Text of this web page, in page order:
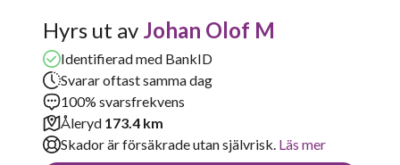
Hyrs ut av Johan Olof M
Identifierad med BankID
Svarar oftast samma dag
100% svarsfrekvens
Åleryd 173.4 km
Skador är försäkrade utan självrisk. Läs mer